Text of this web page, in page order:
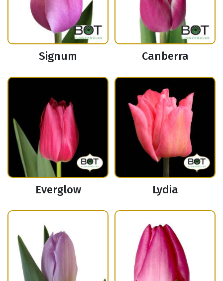
Signum Canberra
Everglow Lydia